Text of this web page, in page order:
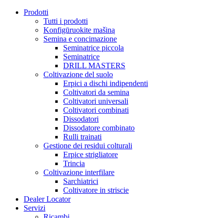
Prodotti
Tutti i prodotti
Konfigūruokite mašiną
Semina e concimazione
Seminatrice piccola
Seminatrice
DRILL MASTERS
Coltivazione del suolo
Erpici a dischi indipendenti
Coltivatori da semina
Coltivatori universali
Coltivatori combinati
Dissodatori
Dissodatore combinato
Rulli trainati
Gestione dei residui colturali
Erpice strigliatore
Trincia
Coltivazione interfilare
Sarchiatrici
Coltivatore in striscie
Dealer Locator
Servizi